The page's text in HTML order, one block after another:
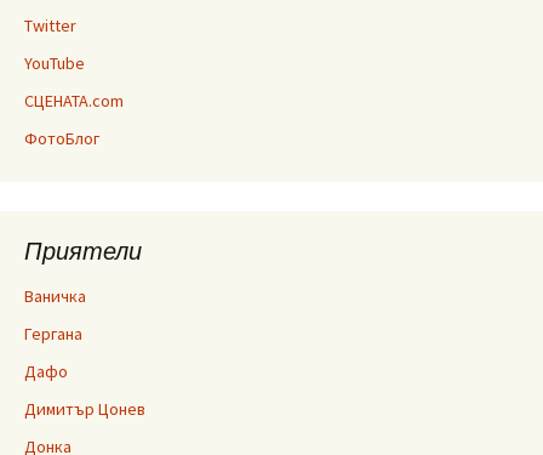
Twitter
YouTube
СЦЕНАТА.com
ФотоБлог
Приятели
Ваничка
Гергана
Дафо
Димитър Цонев
Донка